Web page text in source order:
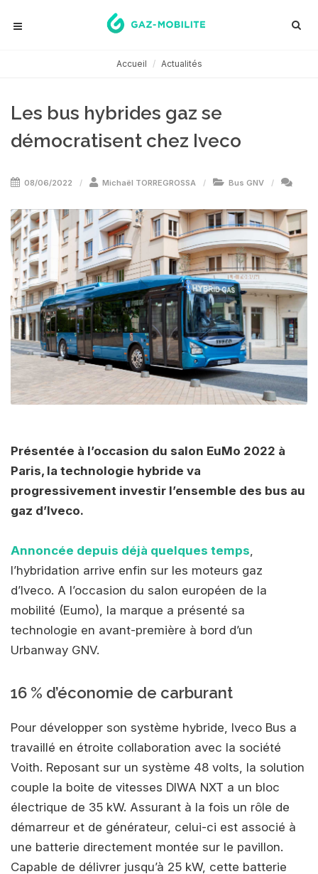
Accueil Actualités
Les bus hybrides gaz se
démocratisent chez Iveco
08/06/2022 Michaël TORREGROSSA Bus GNV
Présentée à l’occasion du salon EuMo 2022 à
Paris, la technologie hybride va
progressivement investir l’ensemble des bus au
gaz d’Iveco.
Annoncée depuis déjà quelques temps
l’hybridation arrive enfin sur les moteurs gaz
d’Iveco. A l’occasion du salon européen de la
mobilité (Eumo), la marque a présenté sa
technologie en avant-première à bord d’un
Urbanway GNV.
16 % d’économie de carburant
Pour développer son système hybride, Iveco Bus a
travaillé en étroite collaboration avec la société
Voith. Reposant sur un système 48 volts, la solution
couple la boite de vitesses DIWA NXT a un bloc
électrique de 35 kW. Assurant à la fois un rôle de
démarreur et de générateur, celui-ci est associé à
une batterie directement montée sur le pavillon.
Capable de délivrer jusqu’à 25 kW, cette batterie